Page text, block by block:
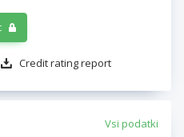
Credit rating report
Vsi podatki